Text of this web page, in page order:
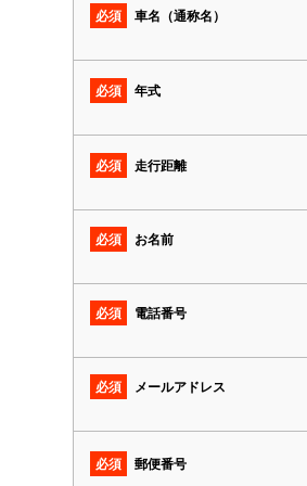
必須 車名（通称名）
必須 年式
必須 走行距離
必須 お名前
必須 電話番号
必須 メールアドレス
必須 郵便番号